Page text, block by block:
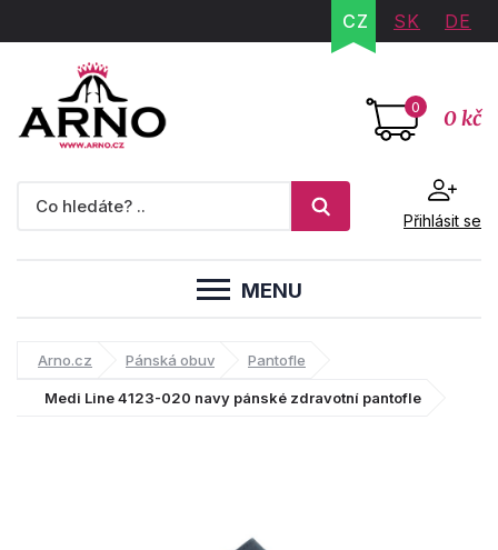
CZ SK DE
0 0 kč
Přihlásit se
MENU
Arno.cz Pánská obuv Pantofle
Medi Line 4123-020 navy pánské zdravotní pantofle